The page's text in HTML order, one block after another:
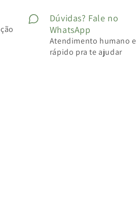
Dúvidas? Fale no
WhatsApp
Atendimento humano e
rápido pra te ajudar